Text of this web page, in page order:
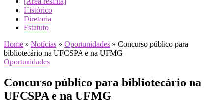
Histórico
Diretoria
Estatuto
Home » Notícias » Oportunidades » Concurso público para
bibliotecário na UFCSPA e na UFMG
Oportunidades
Concurso público para bibliotecário na
UFCSPA e na UFMG